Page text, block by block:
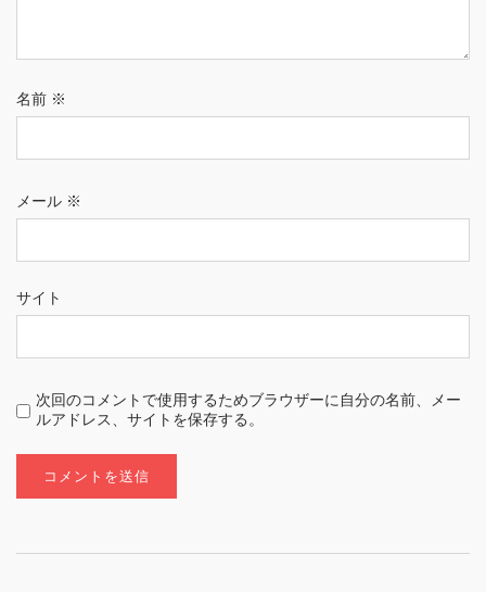
名前 ※
メール ※
サイト
次回のコメントで使用するためブラウザーに自分の名前、メー
ルアドレス、サイトを保存する。